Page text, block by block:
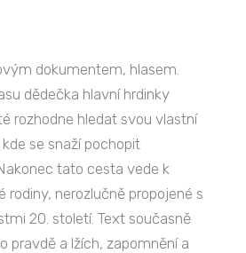
dokumentem, hlasem.
dědečka hlavní hrdinky
rozhodne hledat svou vlastní
se snaží pochopit
tato cesta vede k
rodiny, nerozlučně propojené s
20. století. Text současně
pravdě a lžích, zapomnění a